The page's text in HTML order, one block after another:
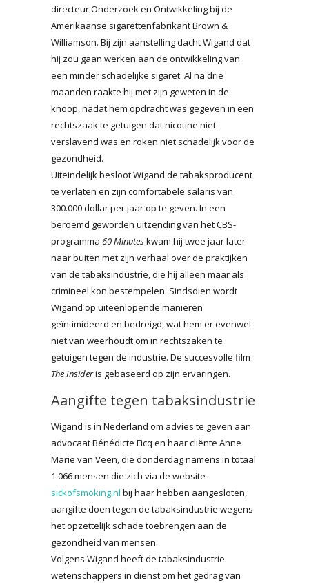
directeur Onderzoek en Ontwikkeling bij de
Amerikaanse sigarettenfabrikant Brown &
Williamson. Bij zijn aanstelling dacht Wigand dat
hij zou gaan werken aan de ontwikkeling van
een minder schadelijke sigaret. Al na drie
maanden raakte hij met zijn geweten in de
knoop, nadat hem opdracht was gegeven in een
rechtszaak te getuigen dat nicotine niet
verslavend was en roken niet schadelijk voor de
gezondheid.
Uiteindelijk besloot Wigand de tabaksproducent
te verlaten en zijn comfortabele salaris van
300.000 dollar per jaar op te geven. In een
beroemd geworden uitzending van het CBS-
programma 60 Minuteskwam hij twee jaar later
naar buiten met zijn verhaal over de praktijken
van de tabaksindustrie, die hij alleen maar als
crimineel kon bestempelen. Sindsdien wordt
Wigand op uiteenlopende manieren
geïntimideerd en bedreigd, wat hem er evenwel
niet van weerhoudt om in rechtszaken te
getuigen tegen de industrie. De succesvolle film
The Insideris gebaseerd op zijn ervaringen.
Aangifte tegen tabaksindustrie
Wigand is in Nederland om advies te geven aan
advocaat Bénédicte Ficq en haar cliënte Anne
Marie van Veen, die donderdag namens in totaal
1.066 mensen die zich via de website
sickofsmoking.nl bij haar hebben aangesloten,
aangifte doen tegen de tabaksindustrie wegens
het opzettelijk schade toebrengen aan de
gezondheid van mensen.
Volgens Wigand heeft de tabaksindustrie
wetenschappers in dienst om het gedrag van